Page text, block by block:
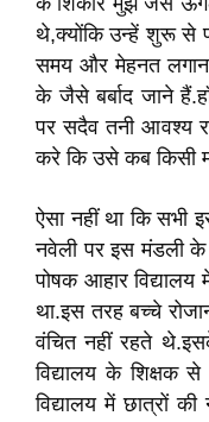
थे,क्योंकि उन्हें शुरू से
समय और मेहनत
के जैसे बर्बाद जाने
पर सदैव तनी आवश्य
करे कि उसे कब किसी
ऐसा नहीं था कि सभी
नवेली पर इस मंडली के
पोषक आहार विद्यालय
था.इस तरह बच्चे
वंचित नहीं रहते
विद्यालय के शिक्षक
विद्यालय में छात्रों